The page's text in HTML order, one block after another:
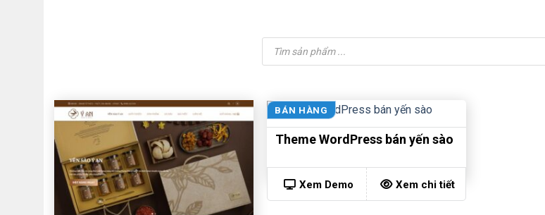
Tìm
kiếm
sản
BÁN HÀNG
Theme WordPress bán yến sào
Xem Demo Xem chi tiết